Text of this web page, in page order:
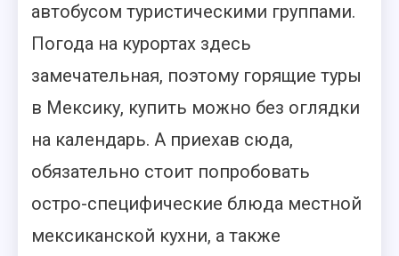
автобусом туристическими группами.
Погода на курортах здесь
замечательная, поэтому горящие туры
в Мексику, купить можно без оглядки
на календарь. А приехав сюда,
обязательно стоит попробовать
остро-специфические блюда местной
мексиканской кухни, а также